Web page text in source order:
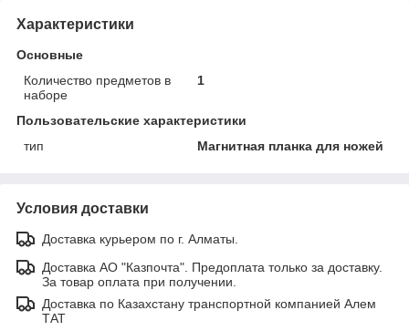
Характеристики
Основные
Количество предметов в
наборе
1
Пользовательские характеристики
тип
Магнитная планка для ножей
Условия доставки
Доставка курьером по г. Алматы.
Доставка АО "Казпочта". Предоплата только за доставку.
За товар оплата при получении.
Доставка по Казахстану транспортной компанией Алем
ТАТ